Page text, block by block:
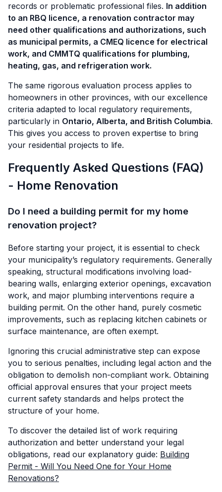
records or problematic professional files. In addition
to an RBQ licence, a renovation contractor may
need other qualifications and authorizations, such
as municipal permits, a CMEQ licence for electrical
work, and CMMTQ qualifications for plumbing,
heating, gas, and refrigeration work.
The same rigorous evaluation process applies to
homeowners in other provinces, with our excellence
criteria adapted to local regulatory requirements,
particularly in Ontario, Alberta, and British Columbia.
This gives you access to proven expertise to bring
your residential projects to life.
Frequently Asked Questions (FAQ)
- Home Renovation
Do I need a building permit for my home
renovation project?
Before starting your project, it is essential to check
your municipality’s regulatory requirements. Generally
speaking, structural modifications involving load-
bearing walls, enlarging exterior openings, excavation
work, and major plumbing interventions require a
building permit. On the other hand, purely cosmetic
improvements, such as replacing kitchen cabinets or
surface maintenance, are often exempt.
Ignoring this crucial administrative step can expose
you to serious penalties, including legal action and the
obligation to demolish non-compliant work. Obtaining
official approval ensures that your project meets
current safety standards and helps protect the
structure of your home.
To discover the detailed list of work requiring
authorization and better understand your legal
obligations, read our explanatory guide: Building
Permit - Will You Need One for Your Home
Renovations?